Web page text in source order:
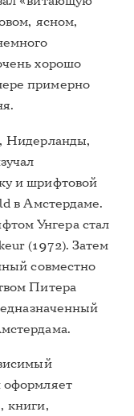
ясном,
хорошо
примерно
Нидерланды,
и шрифтовой
в Амстердаме.
Унгера стал
(1972). Затем
совместно
Питера
оформляет
книги,